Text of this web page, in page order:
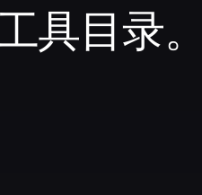
具目录。